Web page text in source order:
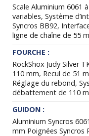
Scale Aluminium 6061
variables, Système
Syncros BB92,
ligne de chaîne de 55
FOURCHE :
RockShox Judy Silver
110 mm, Recul de 51
Réglage du rebond,
débattement de 110
GUIDON :
Aluminium Syncros
mm Poignées Syncros